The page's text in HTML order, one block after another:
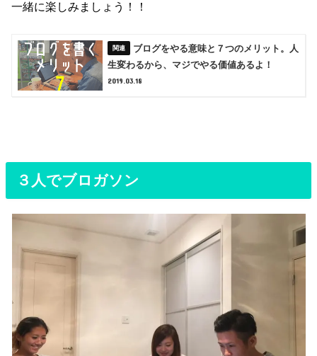
一緒に楽しみましょう！！
ブログをやる意味と７つのメリット。人
生変わるから、マジでやる価値あるよ！
2019.03.18
３人でブロガソン